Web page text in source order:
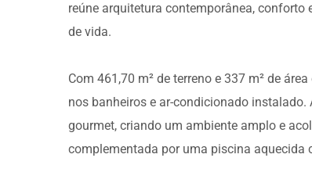
reúne arquitetura contemporânea,
de vida.
Com 461,70 m² de terreno e 337 m² de
nos banheiros e ar-condicionado
gourmet, criando um ambiente amplo e
complementada por uma piscina aquecida